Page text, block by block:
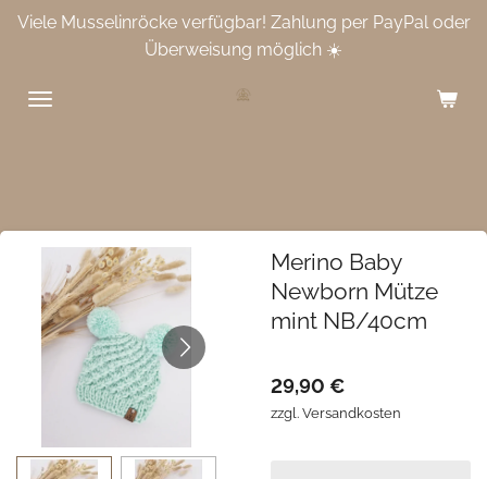
Zum
Viele Musselinröcke verfügbar! Zahlung per PayPal oder
Überweisung möglich ☀️
Merino Baby
Newborn Mütze
mint NB/40cm
29,90 €
zzgl. Versandkosten